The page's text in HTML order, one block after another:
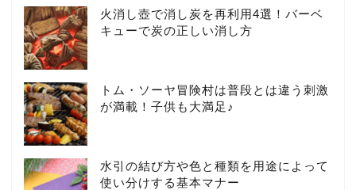
火消し壺で消し炭を再利用4選！バーベ
キューで炭の正しい消し方
トム・ソーヤ冒険村は普段とは違う刺激
が満載！子供も大満足♪
水引の結び方や色と種類を用途によって
使い分けする基本マナー